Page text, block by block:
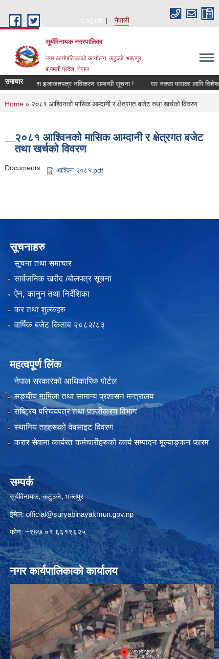
English
नेपाली
सूर्यविनायक नगरपालिका
नगर कार्यपालिकाको कार्यालय, कटुञ्जे, भक्तपुर
बागमती प्रदेश, नेपाल
समाचार
मल बिक्रेता इजाजतपत्र नविकरण सम्बन्धी सूचना ! घर नक्सा पासका लागि
You are here
Home » २०८१ आश्विनको मासिक आम्दानी र क्षेत्रगत बजेट तथा खर्चको विवरण
२०८१ आश्विनको मासिक आम्दानी र क्षेत्रगत बजेट
तथा खर्चको विवरण
Documents: आश्विन २०८१.pdf
सूचनाहरु
सूचना तथा समाचार
सार्वजनिक खरीद /बोलपत्र सूचना
ऐन, कानुन तथा निर्देशिका
कर तथा शुल्कहरु
वार्षिक बजेट किताब २०८२/८३
महत्वपूर्ण लिंक
नेपाल सरकारको आधिकारिक पोर्टल
सङ्‍घीय मामिला तथा सामान्य प्रशासन मन्त्रालय
राष्ट्रिय परिचयपत्र तथा पञ्जीकरण विभाग
स्थानिय तहहरूको वेबसाइट विवरण
करार सेवामा कार्यरत कर्मचारीहरुको कार्य सम्पादन मूल्याङ्कन फारम
सम्पर्क
सूर्यविनायक, कटुञ्जे, भक्तपुर
ईमेल:official@suryabinayakmun.gov.np
फोन: +९७७ ०१ ६६१९६२५
नगर कार्यपालिकाको कार्यालय